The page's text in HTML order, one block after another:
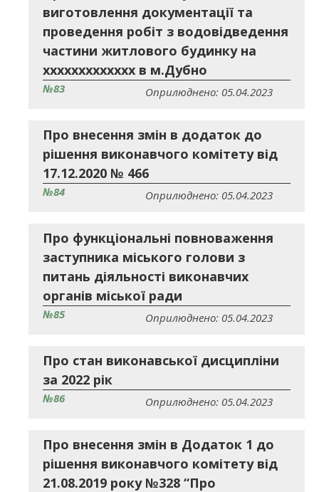
виготовлення документації та
проведення робіт з водовідведення
частини житлового будинку на
ххххххххххххх в м.Дубно
№83 Оприлюднено: 05.04.2023
Про внесення змін в додаток до
рішення виконавчого комітету від
17.12.2020 № 466
№84 Оприлюднено: 05.04.2023
Про функціональні повноваження
заступника міського голови з
питань діяльності виконавчих
органів міської ради
№85 Оприлюднено: 05.04.2023
Про стан виконавської дисципліни
за 2022 рік
№86 Оприлюднено: 05.04.2023
Про внесення змін в Додаток 1 до
рішення виконавчого комітету від
21.08.2019 року №328 “Про